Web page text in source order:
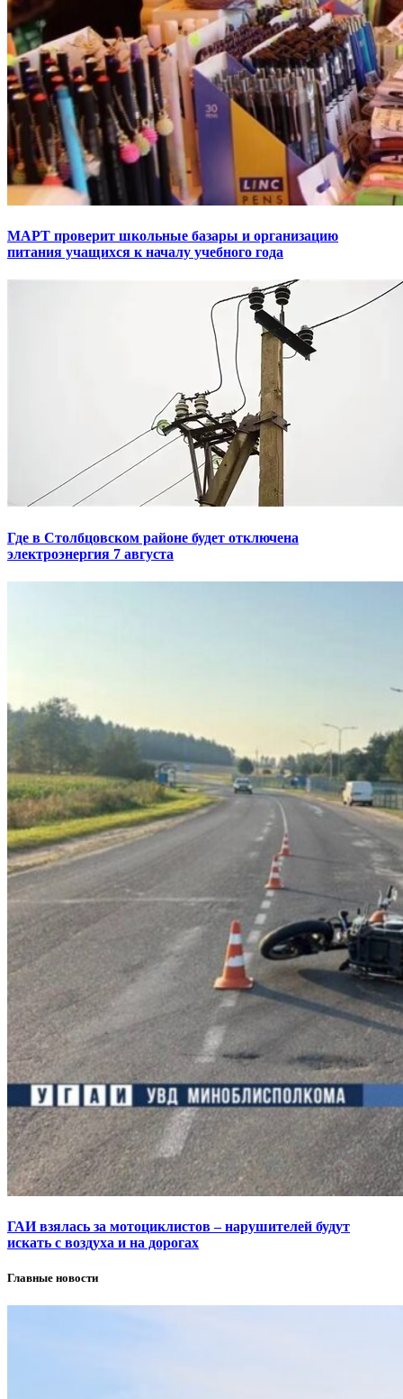
МАРТ проверит школьные базары и организацию
питания учащихся к началу учебного года
Где в Столбцовском районе будет отключена
электроэнергия 7 августа
ГАИ взялась за мотоциклистов – нарушителей будут
искать с воздуха и на дорогах
Главные новости